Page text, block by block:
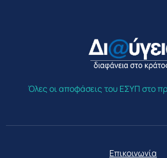
Όλες οι αποφάσεις του ΕΣΥΠ στο
Επικοινωνία